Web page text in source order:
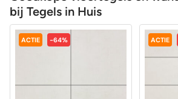
bij Tegels in Huis
ACTIE -64% ACTIE